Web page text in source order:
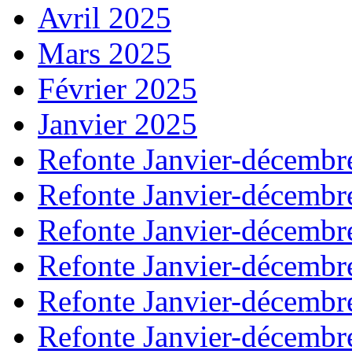
Avril 2025
Mars 2025
Février 2025
Janvier 2025
Refonte Janvier-
Refonte Janvier-
Refonte Janvier-
Refonte Janvier-
Refonte Janvier-
Refonte Janvier-